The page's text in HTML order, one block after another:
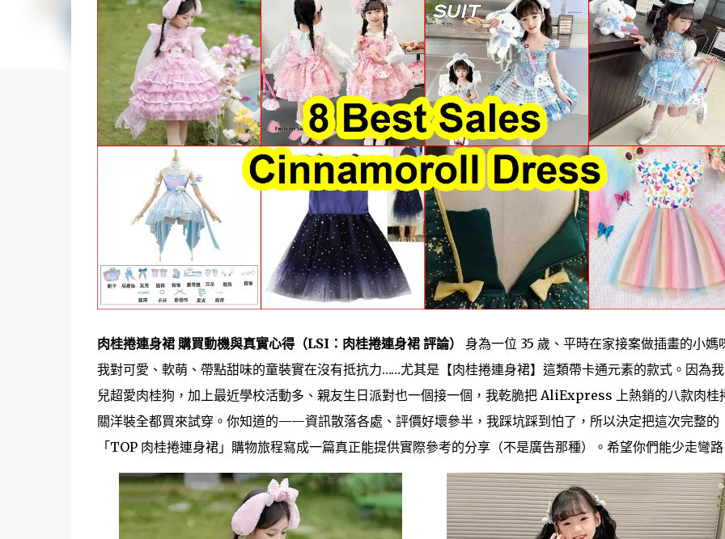
肉桂捲連身裙 購買動機與真實心得（LSI：肉桂捲連身裙 評論）
身為一位 35 歲、平時在家接案做插畫的小媽
我對可愛、軟萌、帶點甜味的童裝實在沒有抵抗力……尤其是【肉桂捲連身裙】這類帶卡通元素的款式。因為
兒超愛肉桂狗，加上最近學校活動多、親友生日派對也一個接一個，我乾脆把 AliExpress 上熱銷的八款肉桂
關洋裝全都買來試穿。你知道的——資訊散落各處、評價好壞參半，我踩坑踩到怕了，所以決定把這次完整的
「TOP 肉桂捲連身裙」購物旅程寫成一篇真正能提供實際參考的分享（不是廣告那種）。希望你們能少走彎路